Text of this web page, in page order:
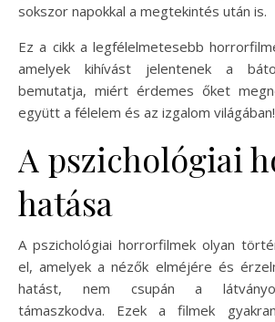
sokszor napokkal a megtekintés után is.
Ez a cikk a legfélelmetesebb
amelyek kihívást jelentenek a
bemutatja, miért érdemes őket
együtt a félelem és az izgalom világában!
A pszichológiai
hatása
A pszichológiai horrorfilmek olyan
el, amelyek a nézők elméjére és
hatást, nem csupán a
támaszkodva. Ezek a filmek